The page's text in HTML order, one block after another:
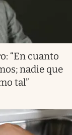
“En cuanto
nadie que
tal”